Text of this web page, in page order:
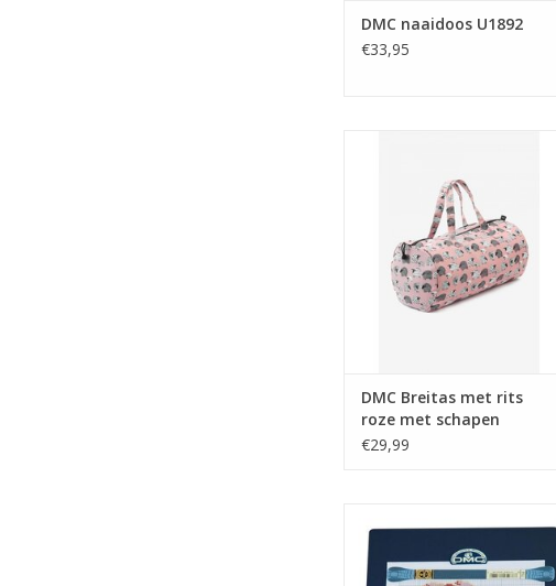
DMC naaidoos U1892
€33,95
DMC Breitas met rits
roze met schapen
€29,99
TOEVOEGEN AAN WINKELWAGEN